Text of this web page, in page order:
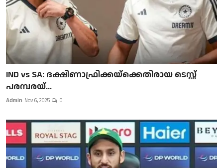
IND vs SA: ദക്ഷിണാഫ്രിക്കയ്‌ക്കെതിരായ ടെസ്റ്റ്
പരമ്പരയ്...
Admin Nov 6, 2025 0